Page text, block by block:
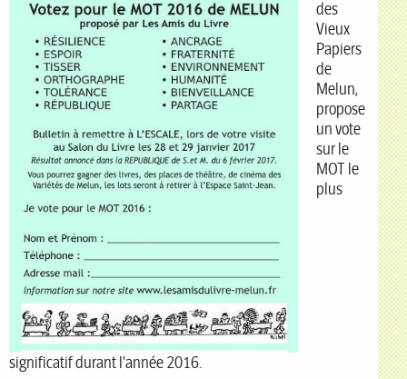
des
Vieux
Papiers
de
Melun,
propose
un vote
sur le
MOT le
plus
significatif durant l'année 2016.